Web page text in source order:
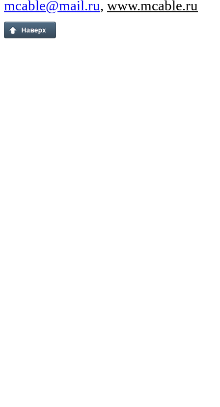
mcable@mail.ru, www.mcable.ru